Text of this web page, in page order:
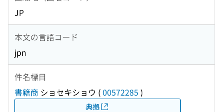
JP
本文の言語コード
jpn
件名標目
書籍商 ショセキショウ (00572285 )
典拠